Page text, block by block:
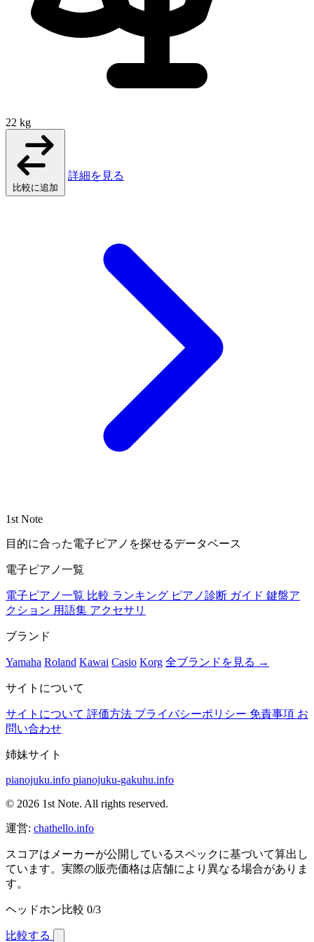
22 kg
比較に追加
詳細を見る
1st Note
目的に合った電子ピアノを探せるデータベース
電子ピアノ一覧
電子ピアノ一覧 比較 ランキング ピアノ診断 ガイド 鍵盤ア
クション 用語集 アクセサリ
ブランド
Yamaha Roland Kawai Casio Korg 全ブランドを見る →
サイトについて
サイトについて 評価方法 プライバシーポリシー 免責事項 お
問い合わせ
姉妹サイト
pianojuku.info pianojuku-gakuhu.info
© 2026 1st Note. All rights reserved.
運営: chathello.info
スコアはメーカーが公開しているスペックに基づいて算出し
ています。実際の販売価格は店舗により異なる場合がありま
す。
ヘッドホン比較 0/3
比較する